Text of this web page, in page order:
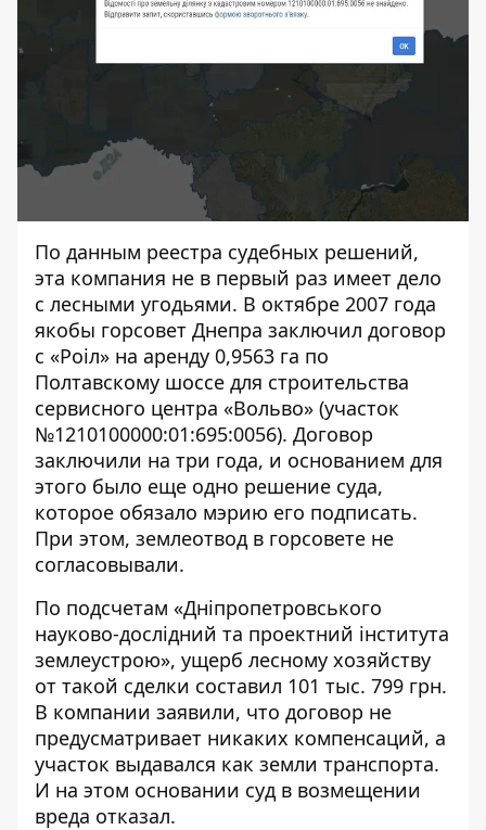
По данным реестра судебных решений,
эта компания не в первый раз имеет дело
с лесными угодьями. В октябре 2007 года
якобы горсовет Днепра заключил договор
с «Роіл» на аренду 0,9563 га по
Полтавскому шоссе для строительства
сервисного центра «Вольво» (участок
№1210100000:01:695:0056). Договор
заключили на три года, и основанием для
этого было еще одно решение суда,
которое обязало мэрию его подписать.
При этом, землеотвод в горсовете не
согласовывали.
По подсчетам «Дніпропетровського
науково-дослідний та проектний інститута
землеустрою», ущерб лесному хозяйству
от такой сделки составил 101 тыс. 799 грн.
В компании заявили, что договор не
предусматривает никаких компенсаций, а
участок выдавался как земли транспорта.
И на этом основании суд в возмещении
вреда отказал.